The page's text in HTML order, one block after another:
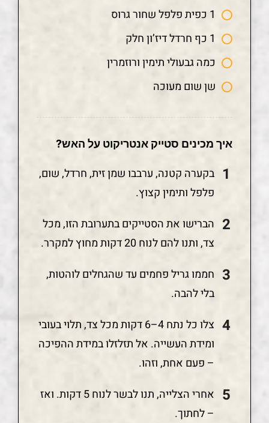
1 כפית פלפל שחור גרוס
1 כף חרדל דיז’ון חלק
כמה גבעולי תימין ורוזמרין
שן שום מעוכה
איך מכינים סטייק אנטריקוט על האש?
בקערה קטנה, ערבבו שמן זית, חרדל, שום,
פלפל ותימין קצוץ.
הברישו את הסטייקים בתערובת הזו, מכל
צד, ותנו להם לנוח 20 דקות מחוץ למקרר.
חממו גריל פחמים עד שהגחלים לוהטות,
בלי להבה.
צלו כל נתח 4–6 דקות מכל צד, תלוי בעובי
ומידת העשייה. אל תזלזלו במידת ההפיכה
– פעם אחת, וזהו.
אחרי הצלייה, תנו לבשר לנוח 5 דקות. ואז
– לחתוך.